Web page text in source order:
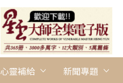
心靈補給 新聞專題